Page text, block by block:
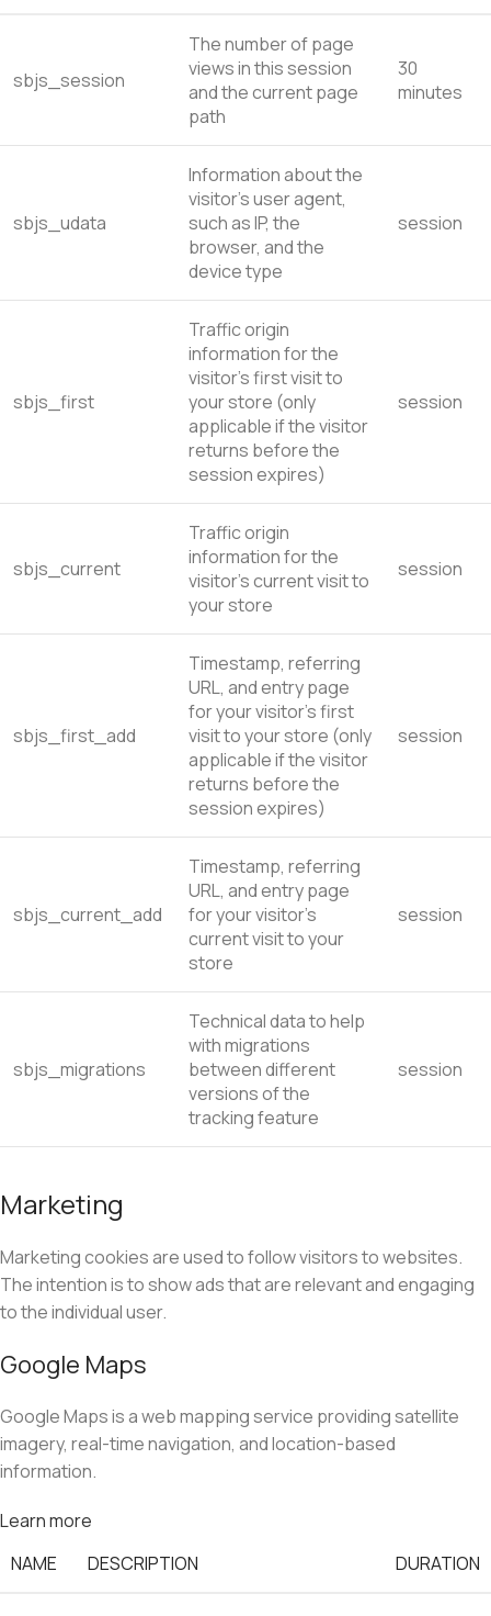
sbjs_session
The number of page
views in this session
and the current page
path
30
minutes
sbjs_udata
Information about the
visitor’s user agent,
such as IP, the
browser, and the
device type
session
sbjs_first
Traffic origin
information for the
visitor’s first visit to
your store (only
applicable if the visitor
returns before the
session expires)
session
sbjs_current
Traffic origin
information for the
visitor’s current visit to
your store
session
sbjs_first_add
Timestamp, referring
URL, and entry page
for your visitor’s first
visit to your store (only
applicable if the visitor
returns before the
session expires)
session
sbjs_current_add
Timestamp, referring
URL, and entry page
for your visitor’s
current visit to your
store
session
sbjs_migrations
Technical data to help
with migrations
between different
versions of the
tracking feature
session
Marketing
Marketing cookies are used to follow visitors to websites.
The intention is to show ads that are relevant and engaging
to the individual user.
Google Maps
Google Maps is a web mapping service providing satellite
imagery, real-time navigation, and location-based
information.
Learn more
NAME
DESCRIPTION DURATION